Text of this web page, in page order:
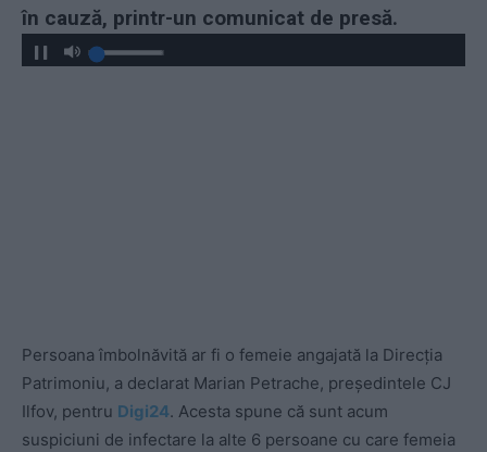
în cauză, printr-un comunicat de presă.
Persoana îmbolnăvită ar fi o femeie angajată la Direcția
Patrimoniu, a declarat Marian Petrache, președintele CJ
Ilfov, pentru Digi24. Acesta spune că sunt acum
suspiciuni de infectare la alte 6 persoane cu care femeia